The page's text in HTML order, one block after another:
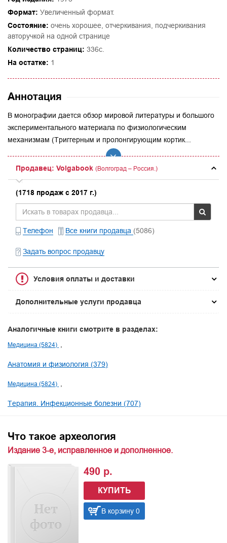
Формат: Увеличенный формат.
Состояние: очень хорошее, отчеркивания, подчеркивания
авторучкой на одной странице
Количество страниц: 336с.
На остатке: 1
Аннотация
В монографии дается обзор мировой литературы и большого
экспериментального материала по физиологическим
механизмам (Триггерным и пролонгирующим кортик...
Продавец: Volgabook (Волгоград – Россия.)
(1718 продаж с 2017 г.)
Телефон Все книги продавца (5086)
Задать вопрос продавцу
Условия оплаты и доставки
Дополнительные услуги продавца
Аналогичные книги смотрите в разделах:
Медицина (5824)
Анатомия и физиология (379)
Медицина (5824)
Терапия. Инфекционные болезни (707)
Что такое археология
Издание 3-е, исправленное и дополненное.
490 р.
КУПИТЬ
В корзину 0